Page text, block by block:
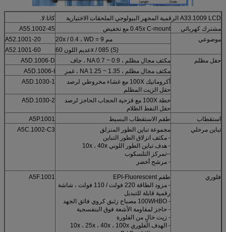
A33.1009 LCD الرقمية المجهر البيولوجي الملحقات الاختيارية
كاتا.لا.
مشترك كهربائي
0.45x C-mount مع تخفيض
A55.1002-45
موضوعي
20x / 0.4 ، WD = 9 مم
A52.1001-20
عديم اللون 60x / 085 (S)
A52.1001-60
حقل مظلم
مكثف مجال مظلم ، NA 0.7 ~ 0.9 ، جاف
A5D.1006-D
مكثف مجال مظلم ، NA 1.25 ~ 1.35 ، غمر
A5D.1006-I
أكروماتيك 100X مع غشاء مخروطي لرصد
حقل الزيت المظلم
A5D.1030-1
خطة 100X مع قزحية الحجاب الحاجز لرصد
حقل النفط الظلام
A5D.1030-2
استقطاب طقم الاستقطاب البسيط
A5P.1001
تباين مرحلي
مجموعة تباين الطور المنزلق
- مكثف انزلاق الطور التباين
- هدف تباين الطور اللوني 10x ، 40x
--تمركز التلسكوب
- مرشح أخضر
A5C.1002-C3
فلوري
طقم EPI-Fluorescent
- مزود الطاقة 220 فولت / 110 فولت ، شاشة
رقمية قابلة للتبديل
- 100WHBO مصباح زئبق كروي فائق الجهد
- حاجز لمقاومة الأشعة فوق البنفسجية
- زيت خالٍ من الفلورة
- الهدف الفلوري 10x ، 25x ، 40x ، 100x
A5F.1001